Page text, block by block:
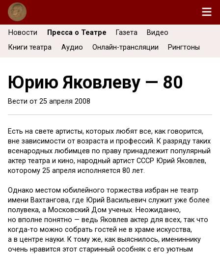
Новости Пресса о Театре Газета
Видео
Книги театра
Аудио Онлайн-трансляции Рингтоны
Юрию Яковлеву — 80
Вести от 25 апреля 2008
Есть на свете артисты, которых любят все, как говорится,
вне зависимости от возраста и профессий. К разряду таких
всенародных любимцев по праву принадлежит популярный
актер театра и кино, народный артист СССР Юрий Яковлев,
которому 25 апреля исполняется 80 лет.
Однако местом юбилейного торжества избран не театр
имени Вахтангова, где Юрий Васильевич служит уже более
полувека, а Московский Дом ученых. Неожиданно,
но вполне понятно — ведь Яковлев актер для всех, так что
когда-то можно собрать гостей не в храме искусства,
а в центре науки. К тому же, как выяснилось, имениннику
очень нравится этот старинный особняк с его уютным